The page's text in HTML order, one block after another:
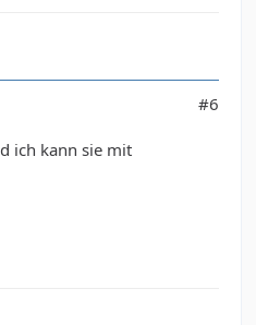
#6
ich kann sie mit